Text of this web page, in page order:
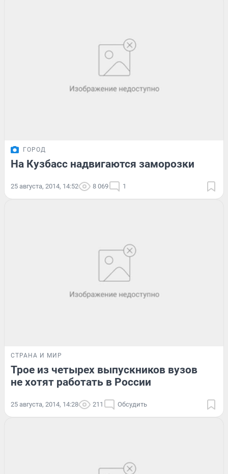
ГОРОД
На Кузбасс надвигаются заморозки
25 августа, 2014, 14:52 8 069 1
СТРАНА И МИР
Трое из четырех выпускников вузов
не хотят работать в России
25 августа, 2014, 14:28 211 Обсудить